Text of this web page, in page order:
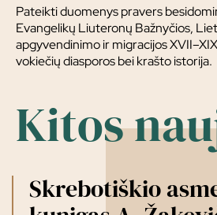
Pateikti duomenys pravers
Evangelikų Liuteronų Bažnyčios,
apgyvendinimo ir migracijos
vokiečių diasporos bei krašto istorija.
Kitos
Skrebotiškio